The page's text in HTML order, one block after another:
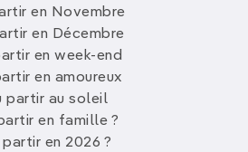
en Novembre
en Décembre
en week-end
en amoureux
partir au soleil
en famille ?
partir en 2026 ?